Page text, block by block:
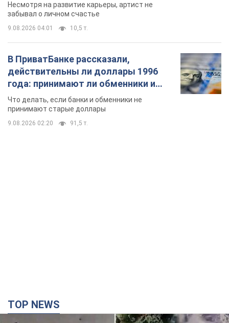
Несмотря на развитие карьеры, артист не
забывал о личном счастье
9.08.2026 04:01 10,5 т.
В ПриватБанке рассказали,
действительны ли доллары 1996
года: принимают ли обменники и
банки такие купюры
Что делать, если банки и обменники не
принимают старые доллары
9.08.2026 02:20 91,5 т.
TOP NEWS